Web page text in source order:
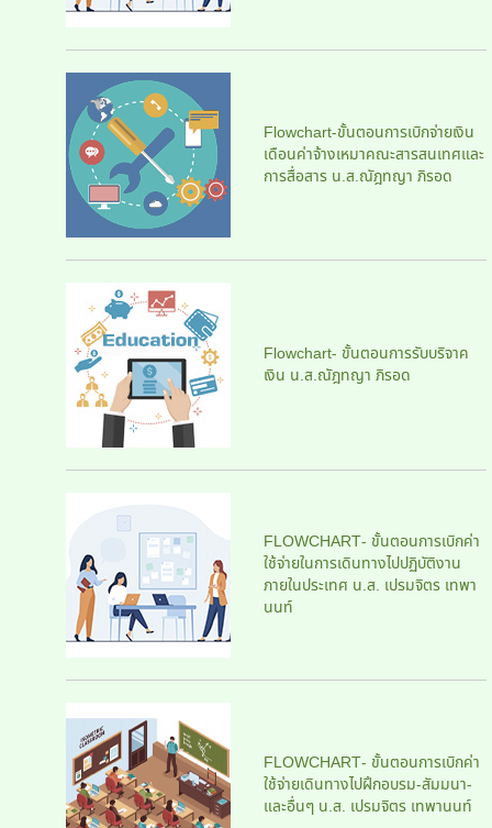
Flowchart-ขั้นตอนการเบิกจ่ายเงิน
เดือนค่าจ้างเหมาคณะสารสนเทศและ
การสื่อสาร น.ส.ณัฎทญา ภิรอด
Flowchart- ขั้นตอนการรับบริจาค
เงิน น.ส.ณัฎทญา ภิรอด
FLOWCHART- ขั้นตอนการเบิกค่า
ใช้จ่ายในการเดินทางไปปฏิบัติงาน
ภายในประเทศ น.ส. เปรมจิตร เทพา
นนท์
FLOWCHART- ขั้นตอนการเบิกค่า
ใช้จ่ายเดินทางไปฝึกอบรม-สัมมนา-
และอื่นๆ น.ส. เปรมจิตร เทพานนท์